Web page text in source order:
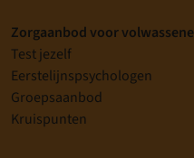
Zorgaanbod voor
Test jezelf
Eerstelijnspsychologen
Groepsaanbod
Kruispunten